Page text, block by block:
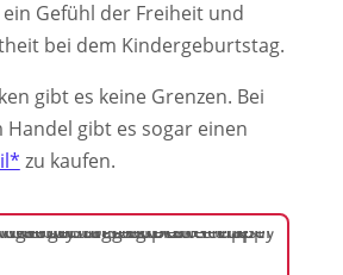
Gefühl der Freiheit und
bei dem Kindergeburtstag.
gibt es keine Grenzen. Bei
Handel gibt es sogar einen
zu kaufen.